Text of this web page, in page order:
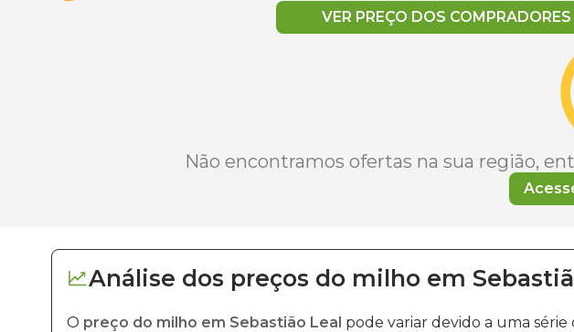
VER PREÇO DOS COMPRADORES
Não encontramos ofertas na sua região,
Análise dos preços do milho em
O preço do milho em Sebastião Leal pode variar devido a uma